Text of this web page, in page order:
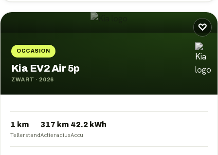
♡
OCCASION
Kia EV2 Air 5p
ZWART · 2026
1 km
Tellerstand
317 km
Actieradius
42.2 kWh
Accu